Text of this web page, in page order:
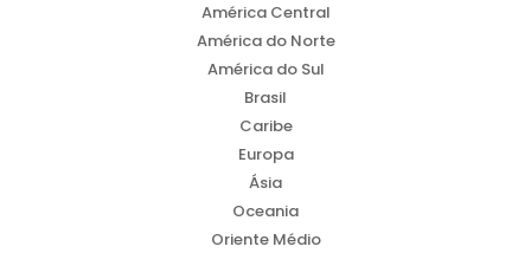
América Central
América do Norte
América do Sul
Brasil
Caribe
Europa
Ásia
Oceania
Oriente Médio